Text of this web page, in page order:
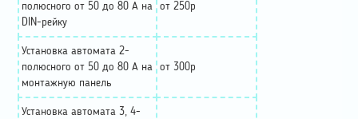
полюсного от 50 до 80 А на
DIN-рейку
от 250р
Установка автомата 2-
полюсного от 50 до 80 А на
монтажную панель
от 300р
Установка автомата 3, 4-